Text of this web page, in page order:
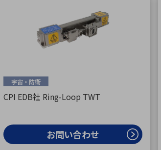
宇宙・防衛
CPI EDB社 Ring-Loop TWT
お問い合わせ